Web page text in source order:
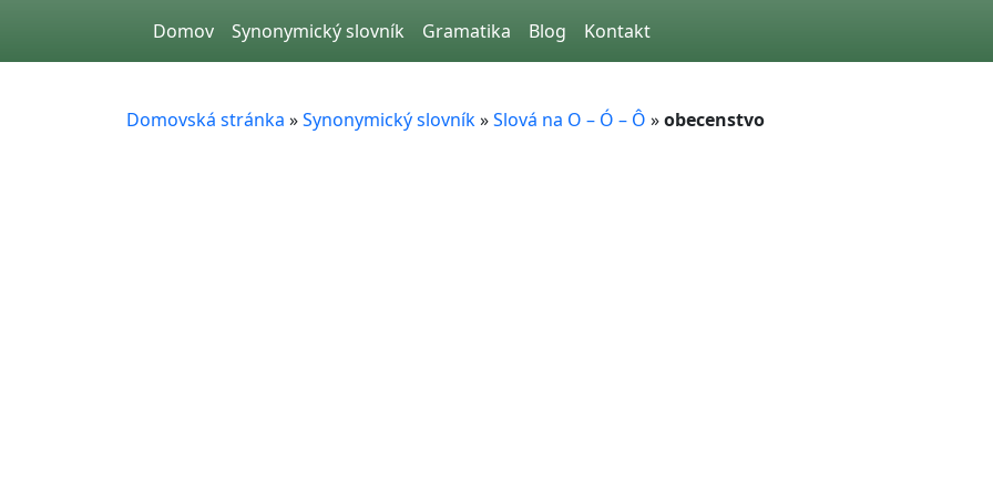
Domov Synonymický slovník Gramatika Blog Kontakt
Domovská stránka »Synonymický slovník»Slová na O – Ó – Ô »obecenstvo